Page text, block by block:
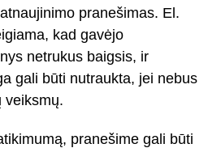
pranešimas. El.
kad gavėjo
netrukus baigsis, ir
gali būti nutraukta, jei nebus
veiksmų.
pranešime gali būti